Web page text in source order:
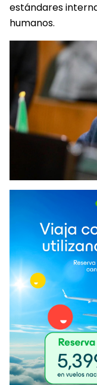
estándares
humanos.